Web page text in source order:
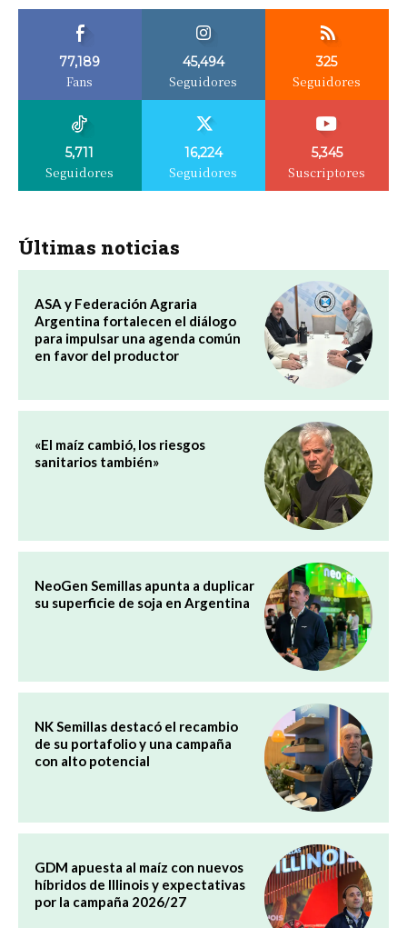
77,189
Fans
45,494
Seguidores
325
Seguidores
5,711
Seguidores
16,224
Seguidores
5,345
Suscriptores
Últimas noticias
ASA y Federación Agraria
Argentina fortalecen el diálogo
para impulsar una agenda común
en favor del productor
«El maíz cambió, los riesgos
sanitarios también»
NeoGen Semillas apunta a duplicar
su superficie de soja en Argentina
NK Semillas destacó el recambio
de su portafolio y una campaña
con alto potencial
GDM apuesta al maíz con nuevos
híbridos de Illinois y expectativas
por la campaña 2026/27